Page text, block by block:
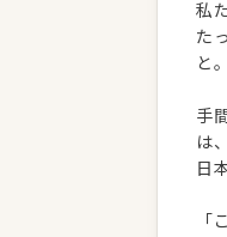
私
た
と
手
は
日
「